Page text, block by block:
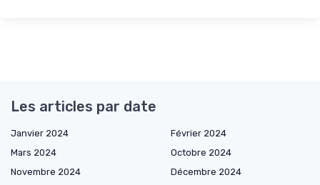
Les articles par date
Janvier 2024
Février 2024
Mars 2024
Octobre 2024
Novembre 2024
Décembre 2024